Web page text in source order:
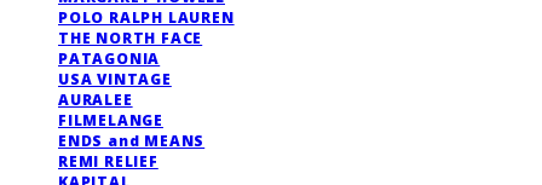
POLO RALPH LAUREN
THE NORTH FACE
PATAGONIA
USA VINTAGE
AURALEE
FILMELANGE
ENDS and MEANS
REMI RELIEF